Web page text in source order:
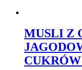
MUSLI Z